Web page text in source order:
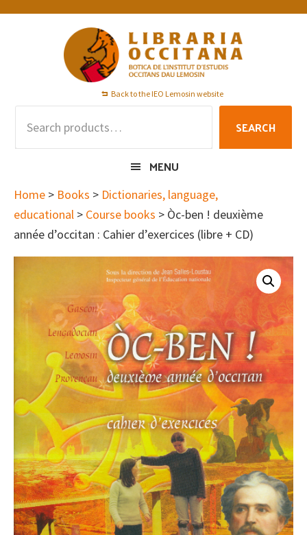
Skip
Skip
Skip
Back to the IEO Lemosin website
SEARCH
MENU
Home > Books > Dictionaries, language,
educational > Course books > Òc-ben ! deuxième
année d’occitan : Cahier d’exercices (libre + CD)